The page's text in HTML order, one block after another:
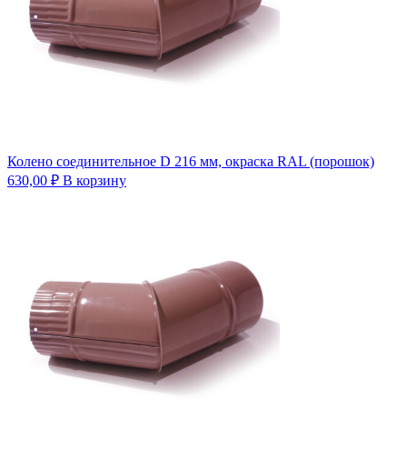
Колено соединительное D 216 мм, окраска RAL (порошок)
630,00 ₽ В корзину